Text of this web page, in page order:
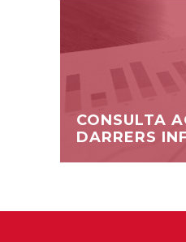
CONSULTA
DARRERS